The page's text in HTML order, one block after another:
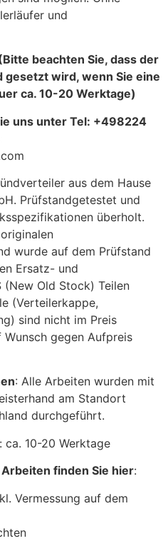
und
beachten Sie, dass der
wird, wenn Sie eine
ca. 10-20 Werktage)
uns unter Tel: +498224
aus dem Hause
Prüfstandgetestet und
überholt.
wurde auf dem Prüfstand
Ersatz- und
(New Old Stock) Teilen
(Verteilerkappe,
sind nicht im Preis
gegen Aufpreis
: Alle Arbeiten wurden mit
am Standort
durchgeführt.
: ca. 10-20 Werktage
finden Sie hier:
Vermessung auf dem